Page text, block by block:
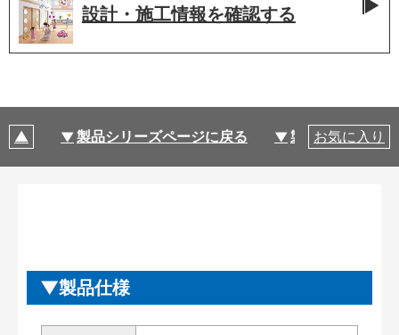
設計・施工情報を確認する
製品シリーズページに戻る 製品仕様
お気に入り
製品仕様